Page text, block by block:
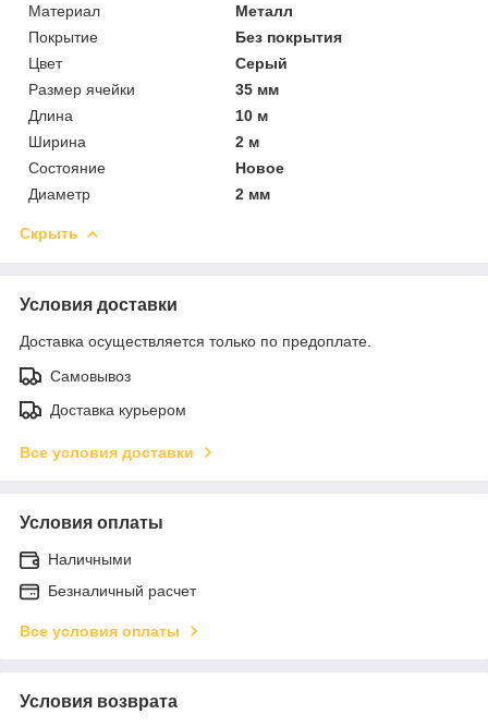
Материал
Металл
Покрытие
Без покрытия
Цвет
Серый
Размер ячейки
35 мм
Длина
10 м
Ширина
2 м
Состояние
Новое
Диаметр
2 мм
Скрыть
Условия доставки
Доставка осуществляется только по предоплате.
Самовывоз
Доставка курьером
Все условия доставки
Условия оплаты
Наличными
Безналичный расчет
Все условия оплаты
Условия возврата